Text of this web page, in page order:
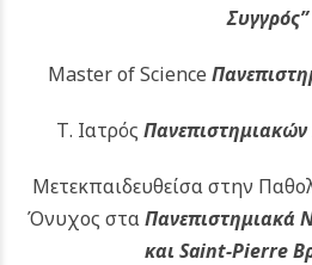
Συγγρός”
Master of Science
Τ. Ιατρός Πανεπιστημιακών
Μετεκπαιδευθείσα στην
Όνυχος σταΠανεπιστημιακά
και Saint-Pierre